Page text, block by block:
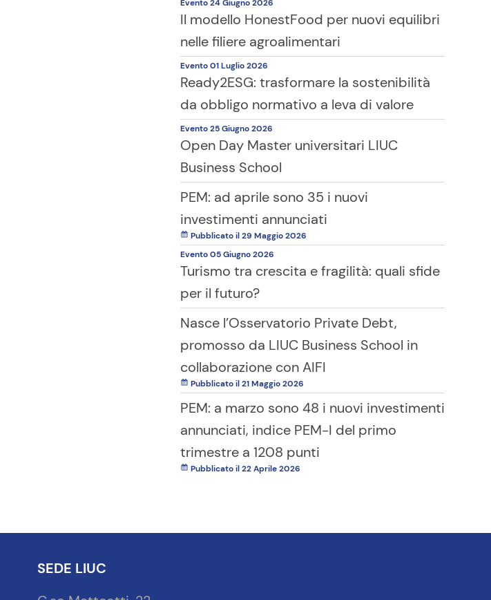
Evento 24 Giugno 2026
Il modello HonestFood per nuovi equilibri
nelle filiere agroalimentari
Evento 01 Luglio 2026
Ready2ESG: trasformare la sostenibilità
da obbligo normativo a leva di valore
Evento 25 Giugno 2026
Open Day Master universitari LIUC
Business School
PEM: ad aprile sono 35 i nuovi
investimenti annunciati
Pubblicato il 29 Maggio 2026
Evento 05 Giugno 2026
Turismo tra crescita e fragilità: quali sfide
per il futuro?
Nasce l’Osservatorio Private Debt,
promosso da LIUC Business School in
collaborazione con AIFI
Pubblicato il 21 Maggio 2026
PEM: a marzo sono 48 i nuovi investimenti
annunciati, indice PEM-I del primo
trimestre a 1208 punti
Pubblicato il 22 Aprile 2026
SEDE LIUC